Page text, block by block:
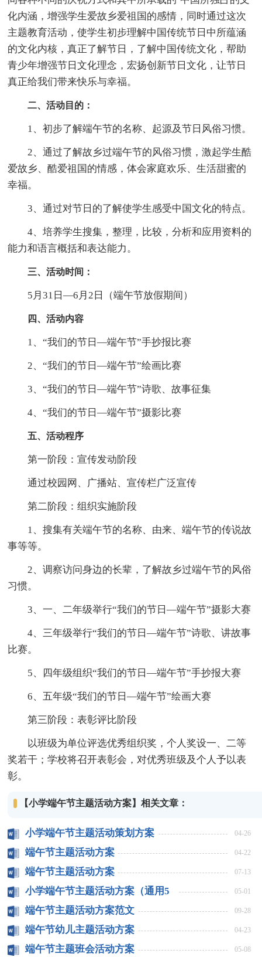
化内涵，增强学生爱故乡爱祖国的感情，同时通过这次
主题教育活动，使学生初步理解中国传统节日中所蕴涵
的文化内核，真正了解节日，了解中国传统文化，帮助
青少年增强节日文化理念，宏扬创新节日文化，让节日
真正给我们带来快乐与幸福。
二、活动目的：
1、初步了解端午节的名称、起源及节日风俗习惯。
2、通过了解故乡过端午节的风俗习惯，激起学生酷
爱故乡、酷爱祖国的情感，体会家庭欢乐、生活甜蜜的
幸福。
3、通过对节日的了解使学生感受中国文化的特点。
4、培养学生搜集，整理，比较，分析和应用资料的
能力和语言概括和表达能力。
三、活动时间：
5月31日—6月2日（端午节放假期间）
四、活动内容
1、“我们的节日—端午节”手抄报比赛
2、“我们的节日—端午节”绘画比赛
3、“我们的节日—端午节”诗歌、故事征集
4、“我们的节日—端午节”摄影比赛
五、活动程序
第一阶段：宣传发动阶段
通过校园网、广播站、宣传栏广泛宣传
第二阶段：组织实施阶段
1、搜集有关端午节的名称、由来、端午节的传说故
事等等。
2、调察访问身边的长辈，了解故乡过端午节的风俗
习惯。
3、一、二年级举行“我们的节日—端午节”摄影大赛
4、三年级举行“我们的节日—端午节”诗歌、讲故事
比赛。
5、四年级组织“我们的节日—端午节”手抄报大赛
6、五年级“我们的节日—端午节”绘画大赛
第三阶段：表彰评比阶段
以班级为单位评选优秀组织奖，个人奖设一、二等
奖若干；学校将召开表彰会，对优秀班级及个人予以表
彰。
【小学端午节主题活动方案】相关文章：
小学端午节主题活动策划方案 04-26
端午节主题活动方案 04-22
端午节主题活动方案 07-13
小学端午节主题活动方案（通用5
篇）
05-01
端午节主题活动方案范文 09-28
端午节幼儿主题活动方案 04-23
端午节主题班会活动方案 05-08